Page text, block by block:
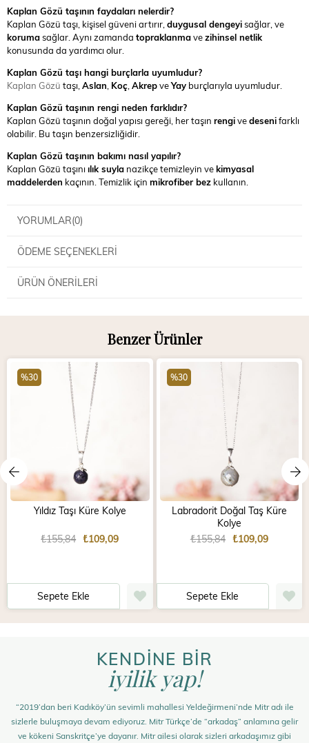
Kaplan Gözü taşının faydaları nelerdir?
Kaplan Gözü taşı, kişisel güveni artırır,duygusal dengeyisağlar, ve
korumasağlar. Aynı zamanda topraklanmavezihinsel netlik
konusunda da yardımcı olur.
Kaplan Gözü taşı hangi burçlarla uyumludur?
Kaplan Gözü taşı,Aslan, Koç,AkrepveYay burçlarıyla uyumludur.
Kaplan Gözü taşının rengi neden farklıdır?
Kaplan Gözü taşının doğal yapısı gereği, her taşın rengivedesenifarklı
olabilir. Bu taşın benzersizliğidir.
Kaplan Gözü taşının bakımı nasıl yapılır?
Kaplan Gözü taşını ılık suyla nazikçe temizleyin vekimyasal
maddelerden kaçının. Temizlik için mikrofiber bez kullanın.
YORUMLAR(0)
ÖDEME SEÇENEKLERI
ÜRÜN ÖNERILERI
Benzer Ürünler
Yıldız Taşı Küre Kolye
₺109,09
₺155,84
Sepete Ekle
%30
Labradorit Doğal Taş Küre
Kolye
₺109,09
₺155,84
Sepete Ekle
%30
KENDİNE BİR
iyilik yap!
“2019’dan beri Kadıköy’ün sevimli mahallesi Yeldeğirmeni’nde Mitr adı ile
sizlerle buluşmaya devam ediyoruz. Mitr Türkçe’de “arkadaş” anlamına gelir
ve kökeni Sanskritçe’ye dayanır. Mitr ailesi olarak sizleri arkadaşımız gibi